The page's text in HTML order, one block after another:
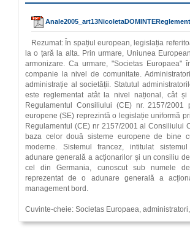
Rezumat: În spațiul european, legislația
la o țară la alta. Prin urmare, Uniunea
armonizare. Ca urmare, "Societas Europaea"
companie la nivel de comunitate.
administrație al societății. Statutul
este reglementat atât la nivel național, cât
Regulamentul Consiliului (CE) nr. 2157/2001
europene (SE) reprezintă o legislație uniformă
Regulamentul (CE) nr 2157/2001 al Consiliului
baza celor două sisteme europene de bine
moderne. Sistemul francez, intitulat
adunare generală a acționarilor și un consiliu
cel din Germania, cunoscut sub numele
reprezentat de o adunare generală a
management bord.
Cuvinte-cheie: Societas Europaea,